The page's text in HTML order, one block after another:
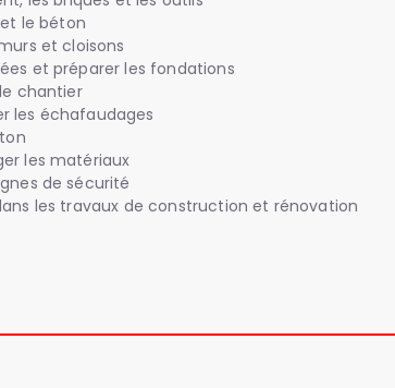
le béton
et cloisons
et préparer les fondations
chantier
les échafaudages
les matériaux
de sécurité
les travaux de construction et rénovation